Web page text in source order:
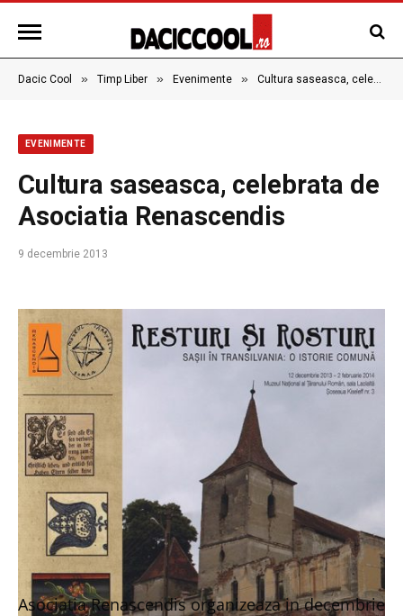
Dacic Cool » Timp Liber » Evenimente » Cultura saseasca, celebrata de Asociatia Renascendis
EVENIMENTE
Cultura saseasca, celebrata de
Asociatia Renascendis
9 decembrie 2013
Asociatia Renascendis organizeaza in decembrie